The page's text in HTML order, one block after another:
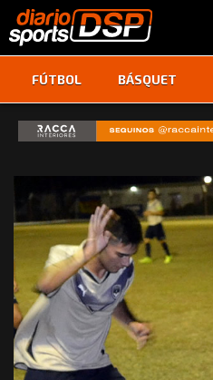
FÚTBOL BÁSQUET